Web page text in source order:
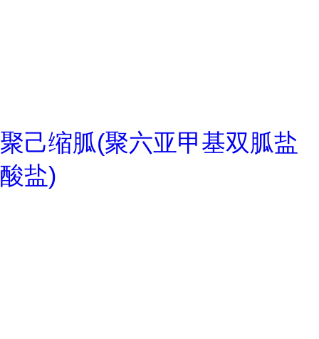
聚己缩胍(聚六亚甲基双胍盐
酸盐)